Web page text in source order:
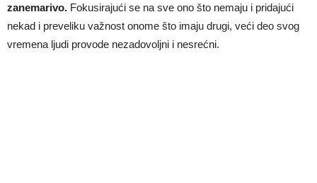
zanemarivo. Fokusirajući se na sve ono što nemaju i pridajući
nekad i preveliku važnost onome što imaju drugi, veći deo svog
vremena ljudi provode nezadovoljni i nesrećni.